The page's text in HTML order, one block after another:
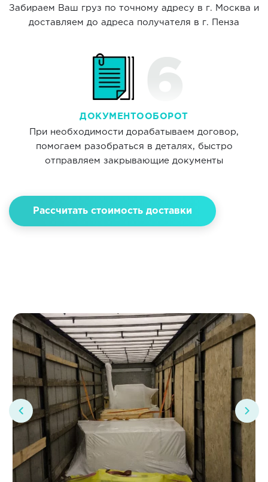
Забираем Ваш груз по точному адресу в г. Москва и
доставляем до адреса получателя в г. Пенза
ДОКУМЕНТООБОРОТ
При необходимости дорабатываем договор,
помогаем разобраться в деталях, быстро
отправляем закрывающие документы
Рассчитать стоимость доставки